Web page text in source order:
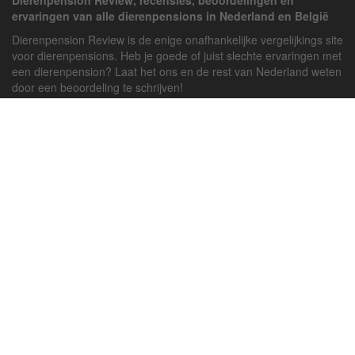
ervaringen van alle dierenpensions in Nederland en België
Dierenpension Review is de enige onafhankelijke vergelijkings site
voor dierenpensions. Heb je goede of juist slechte ervaringen met
een dierenpension? Laat het ons en de rest van Nederland weten
door een beoordeling te schrijven!